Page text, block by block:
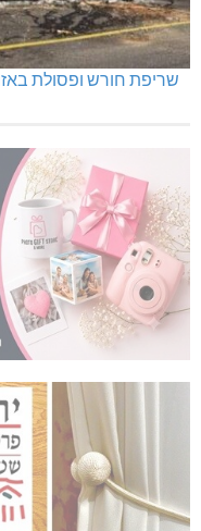
שריפת חורש ופסולת